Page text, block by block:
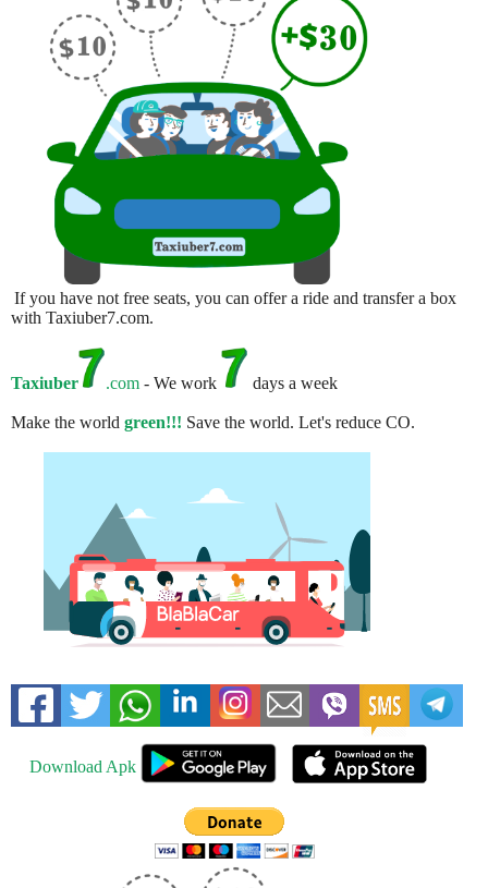
If you have not free seats, you can offer a ride and transfer a box
with Taxiuber7.com.
Taxiuber .com - We work days a week
Make the world green!!! Save the world. Let's reduce CO.
Download Apk